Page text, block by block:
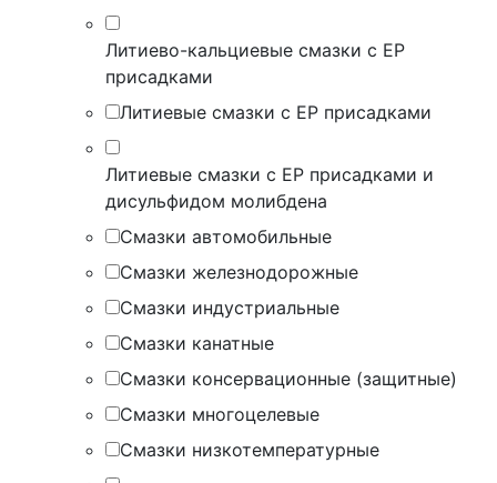
Литиево-кальциевые смазки с EP
присадками
Литиевые смазки с EP присадками
Литиевые смазки с EP присадками и
дисульфидом молибдена
Смазки автомобильные
Смазки железнодорожные
Смазки индустриальные
Смазки канатные
Смазки консервационные (защитные)
Смазки многоцелевые
Смазки низкотемпературные